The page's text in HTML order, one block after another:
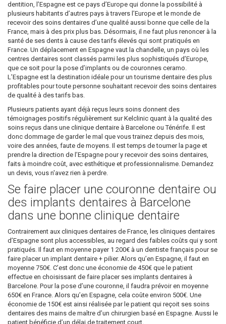
dentition, l’Espagne est ce pays d’Europe qui donne la possibilité à
plusieurs habitants d’autres pays à travers l’Europe et le monde de
recevoir des soins dentaires d’une qualité aussi bonne que celle de la
France, mais à des prix plus bas. Désormais, il ne faut plus renoncer à la
santé de ses dents à cause des tarifs élevés qui sont pratiqués en
France. Un déplacement en Espagne vaut la chandelle, un pays où les
centres dentaires sont classés parmi les plus sophistiqués d’Europe,
que ce soit pour la pose d’implants ou de couronnes ceramo.
L’Espagne est la destination idéale pour un tourisme dentaire des plus
profitables pour toute personne souhaitant recevoir des soins dentaires
de qualité à des tarifs bas.
Plusieurs patients ayant déjà reçus leurs soins donnent des
témoignages positifs régulièrement sur Kelclinic quant à la qualité des
soins reçus dans une clinique dentaire à Barcelone ou Ténérife. Il est
donc dommage de garder le mal que vous trainez depuis des mois,
voire des années, faute de moyens. Il est temps de tourner la page et
prendre la direction de l’Espagne pour y recevoir des soins dentaires,
faits à moindre coût, avec esthétique et professionnalisme. Demandez
un devis, vous n'avez rien à perdre.
Se faire placer une couronne dentaire ou
des implants dentaires à Barcelone
dans une bonne clinique dentaire
Contrairement aux cliniques dentaires de France, les cliniques dentaires
d’Espagne sont plus accessibles, au regard des faibles coûts qui y sont
pratiqués. Il faut en moyenne payer 1 200€ à un dentiste français pour se
faire placer un implant dentaire + pilier. Alors qu’en Espagne, il faut en
moyenne 750€. C’est donc une économie de 450€ que le patient
effectue en choisissant de faire placer ses implants dentaires à
Barcelone. Pour la pose d’une couronne, il faudra prévoir en moyenne
650€ en France. Alors qu’en Espagne, cela coûte environ 500€. Une
économie de 150€ est ainsi réalisée par le patient qui reçoit ses soins
dentaires des mains de maître d’un chirurgien basé en Espagne. Aussi le
patient bénéficie d’un délai de traitement court.